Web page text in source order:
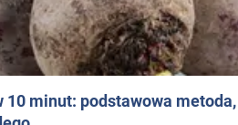
minut: podstawowa